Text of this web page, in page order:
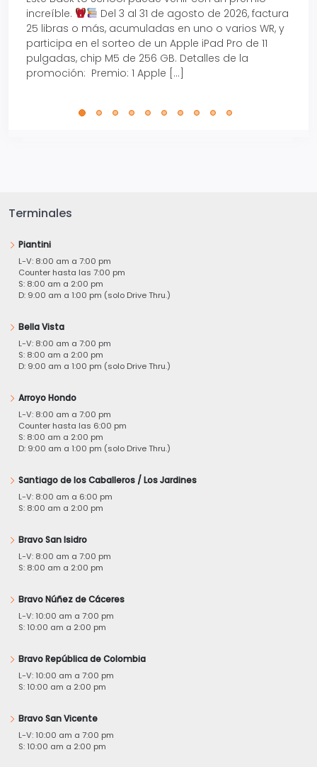
increíble.
Del 3 al 31 de agosto de 2026, factura
25 libras o más, acumuladas en uno o varios WR, y
participa en el sorteo de un Apple iPad Pro de 11
pulgadas, chip M5 de 256 GB. Detalles de la
promoción: Premio: 1 Apple […]
Terminales
Piantini
L-V: 8:00 am a 7:00 pm
Counter hasta las 7:00 pm
S: 8:00 am a 2:00 pm
D: 9:00 am a 1:00 pm (solo Drive Thru.)
Bella Vista
L-V: 8:00 am a 7:00 pm
S: 8:00 am a 2:00 pm
D: 9:00 am a 1:00 pm (solo Drive Thru.)
Arroyo Hondo
L-V: 8:00 am a 7:00 pm
Counter hasta las 6:00 pm
S: 8:00 am a 2:00 pm
D: 9:00 am a 1:00 pm (solo Drive Thru.)
Santiago de los Caballeros / Los Jardines
L-V: 8:00 am a 6:00 pm
S: 8:00 am a 2:00 pm
Bravo San Isidro
L-V: 8:00 am a 7:00 pm
S: 8:00 am a 2:00 pm
Bravo Núñez de Cáceres
L-V: 10:00 am a 7:00 pm
S: 10:00 am a 2:00 pm
Bravo República de Colombia
L-V: 10:00 am a 7:00 pm
S: 10:00 am a 2:00 pm
Bravo San Vicente
L-V: 10:00 am a 7:00 pm
S: 10:00 am a 2:00 pm